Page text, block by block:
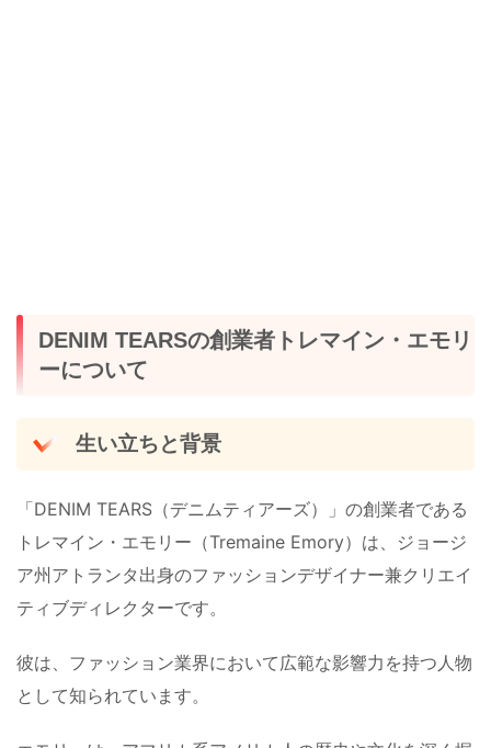
DENIM TEARSの創業者トレマイン・エモリ
ーについて
生い立ちと背景
「DENIM TEARS（デニムティアーズ）」の創業者である
トレマイン・エモリー（Tremaine Emory）は、ジョージ
ア州アトランタ出身のファッションデザイナー兼クリエイ
ティブディレクターです。
彼は、ファッション業界において広範な影響力を持つ人物
として知られています。